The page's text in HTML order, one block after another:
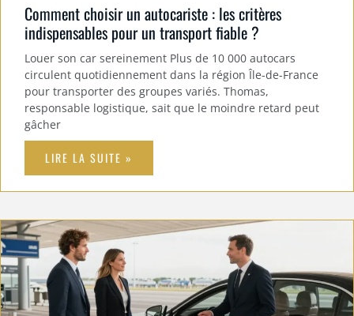
Comment choisir un autocariste : les critères
indispensables pour un transport fiable ?
Louer son car sereinement Plus de 10 000 autocars
circulent quotidiennement dans la région Île-de-France
pour transporter des groupes variés. Thomas,
responsable logistique, sait que le moindre retard peut
gâcher
LIRE LA SUITE »